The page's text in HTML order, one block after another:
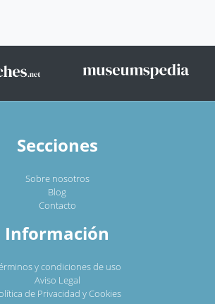
Secciones
Sobre nosotros
Blog
Contacto
Información
y condiciones de uso
Aviso Legal
de Privacidad y Cookies